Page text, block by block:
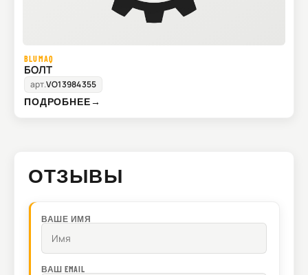
BLUMAQ
БОЛТ
арт.VO13984355
ПОДРОБНЕЕ→
ОТЗЫВЫ
ВАШЕ ИМЯ
ВАШ EMAIL